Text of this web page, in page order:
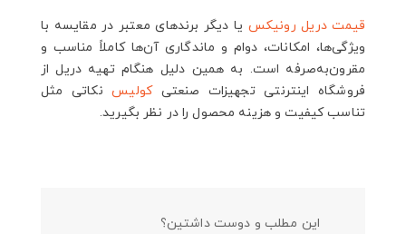
قیمت دریل رونیکس یا دیگر برندهای معتبر در مقایسه با
ویژگی‌ها، امکانات، دوام و ماندگاری آن‌ها کاملاً مناسب و
مقرون‌به‌صرفه است. به همین دلیل هنگام تهیه دریل از
فروشگاه اینترنتی تجهیزات صنعتیکولیسنکاتی مثل
تناسب کیفیت و هزینه محصول را در نظر بگیرید.
این مطلب و دوست داشتین؟